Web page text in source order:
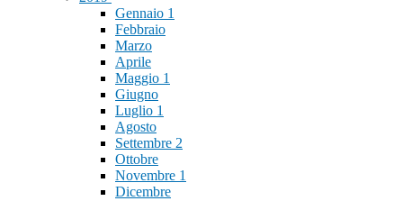
Gennaio 1
Febbraio
Marzo
Aprile
Maggio 1
Giugno
Luglio 1
Agosto
Settembre 2
Ottobre
Novembre 1
Dicembre